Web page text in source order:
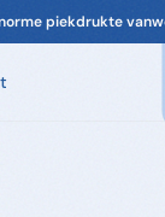
piekdrukte